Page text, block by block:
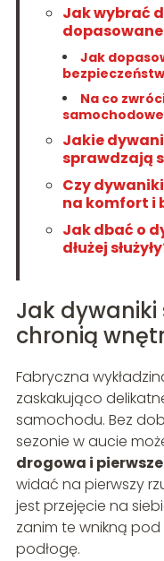
Jak wybrać
Jak
Na co
Jakie
sprawdzają
Czy
na komfort i
Jak dbać o
dłużej
Jak
chronią
Fabryczna
zaskakująco
samochodu. Bez
sezonie w aucie
drogowa i
widać na pierwszy
jest przejęcie na
zanim te wnikną pod
podłogę.